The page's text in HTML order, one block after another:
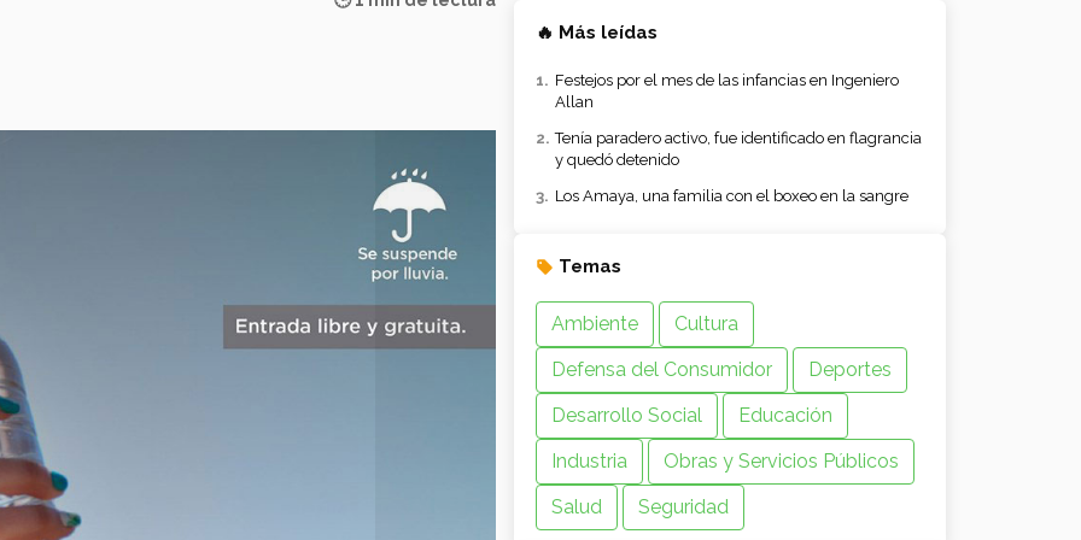
🔥 Más leídas
Festejos por el mes de las infancias en Ingeniero
Allan
Tenía paradero activo, fue identificado en flagrancia
y quedó detenido
Los Amaya, una familia con el boxeo en la sangre
Temas
Ambiente
Cultura
Defensa del Consumidor
Deportes
Desarrollo Social
Educación
Industria
Obras y Servicios Públicos
Salud
Seguridad